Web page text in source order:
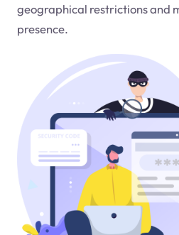
geographical restrictions and
presence.